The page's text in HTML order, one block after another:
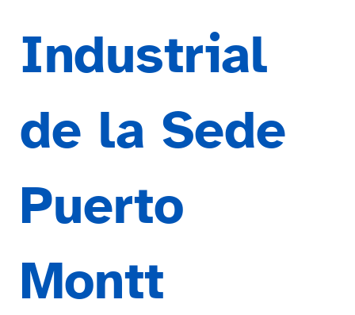
Industrial
de la Sede
Puerto
Montt